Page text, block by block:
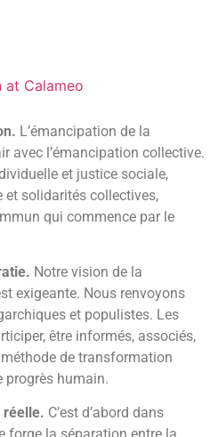
at Calameo
L’émancipation de la
avec l’émancipation collective.
et justice sociale,
et solidarités collectives,
qui commence par le
Notre vision de la
exigeante. Nous renvoyons
et populistes. Les
être informés, associés,
de transformation
progrès humain.
réelle. C’est d’abord dans